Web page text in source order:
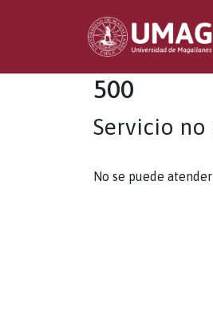
500
Servicio
No se puede